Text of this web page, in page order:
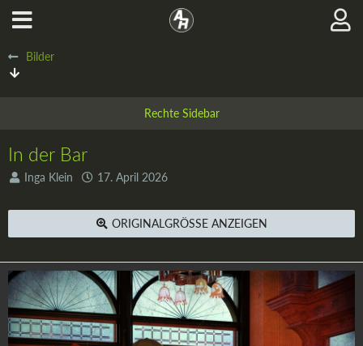
Bilder
In der Bar
Inga Klein 17. April 2026
ORIGINALGRÖSSE ANZEIGEN